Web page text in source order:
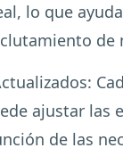
lo que
de
:
ajustar las
de las